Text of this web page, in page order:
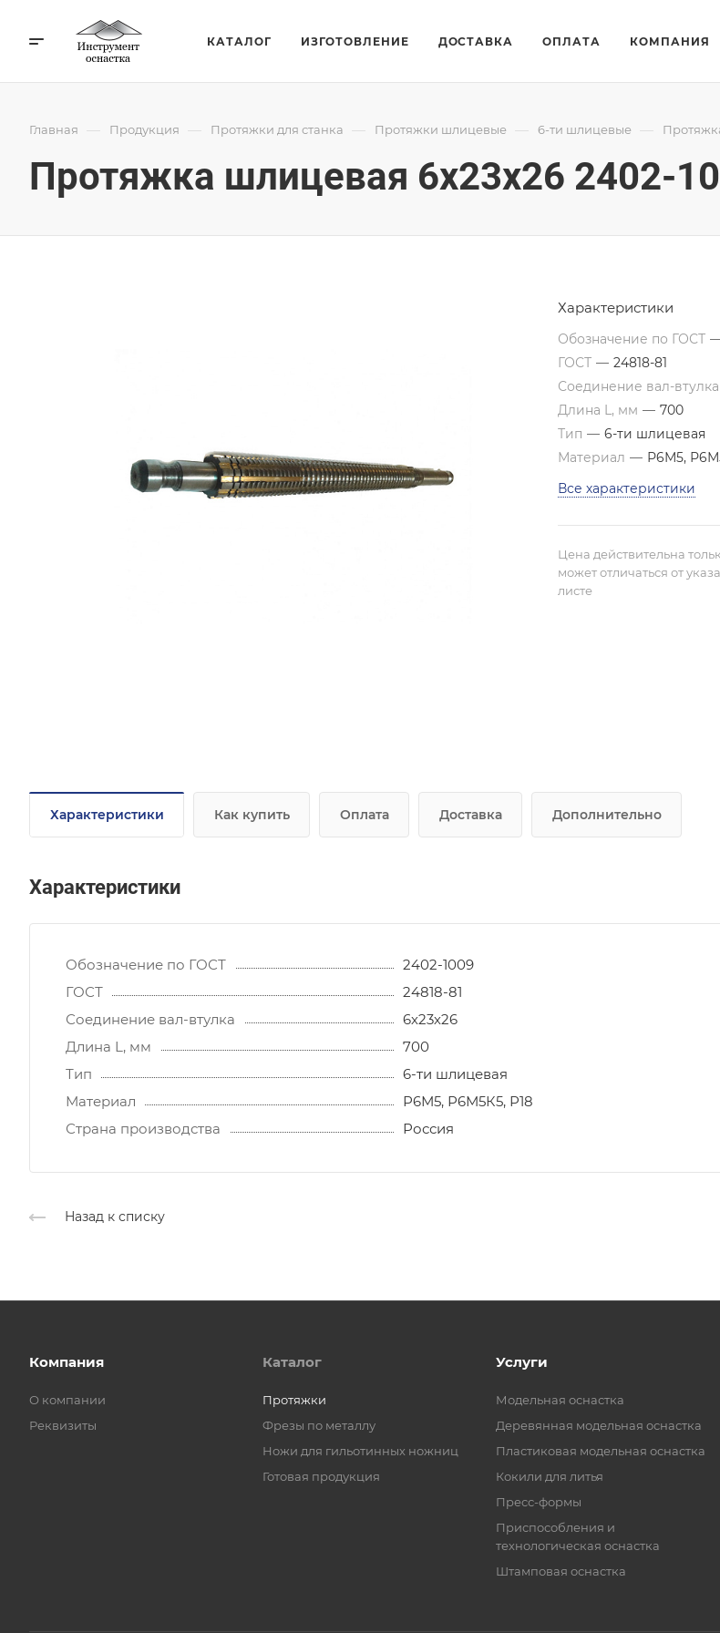
КАТАЛОГ ИЗГОТОВЛЕНИЕ ДОСТАВКА ОПЛАТА КОМПАНИЯ
Главная — Продукция — Протяжки для станка — Протяжки шлицевые — 6-ти шлицевые —
Протяжка шлицевая 6x23x26 2402-
Характеристики
Обозначение по ГОСТ
ГОСТ — 24818-81
Соединение вал-втулка
Длина L, мм — 700
Тип — 6-ти шлицевая
Материал — Р6М5,
Все характеристики
Цена действительна
может отличаться от
листе
Характеристики Как купить Оплата Доставка Дополнительно
Характеристики
Обозначение по ГОСТ
2402-1009
ГОСТ
24818-81
Соединение вал-втулка
6х23х26
Длина L, мм
700
Тип
6-ти шлицевая
Материал
Р6М5, Р6М5К5, Р18
Страна производства
Россия
Назад к списку
Компания
О компании
Реквизиты
Каталог
Протяжки
Фрезы по металлу
Ножи для гильотинных ножниц
Готовая продукция
Услуги
Модельная оснастка
Деревянная модельная оснастка
Пластиковая модельная оснастка
Кокили для литья
Пресс-формы
Приспособления и
технологическая оснастка
Штамповая оснастка